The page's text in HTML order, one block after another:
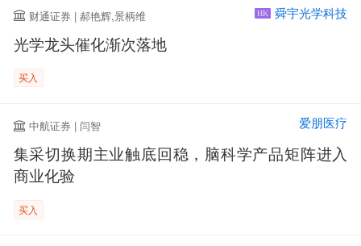
财通证券 | 郝艳辉,景柄维 HK 舜宇光学科技
光学龙头催化渐次落地
买入
中航证券 | 闫智 爱朋医疗
集采切换期主业触底回稳，脑科学产品矩阵进入
商业化验
买入